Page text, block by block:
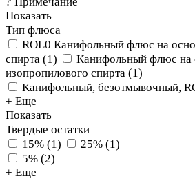
Показать
Тип флюса
ROL0 Канифольный флюс на
спирта (1)
Канифольный флюс на
изопропилового спирта (1)
Канифольный, безотмывочный,
+ Еще
Показать
Твердые остатки
15% (1) 25% (1)
5% (2)
+ Еще